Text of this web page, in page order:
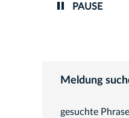
PAUSE
Meldung
gesuchte Phrase